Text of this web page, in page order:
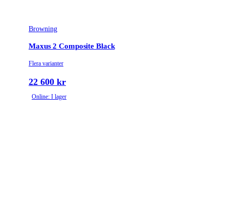
Browning
Maxus 2 Composite Black
Flera varianter
22 600 kr
Online: I lager